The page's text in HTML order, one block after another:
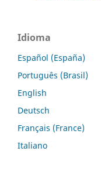
Idioma
Español (España)
Português (Brasil)
English
Deutsch
Français (France)
Italiano